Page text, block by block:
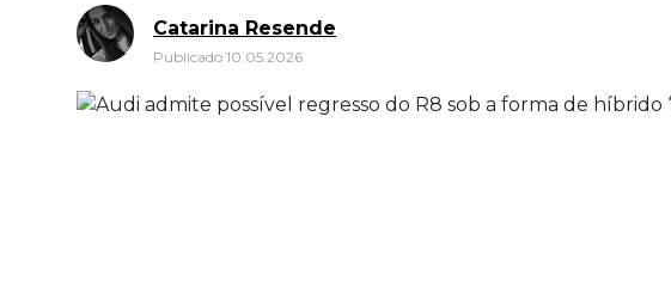
Catarina Resende
Publicado 10.05.2026